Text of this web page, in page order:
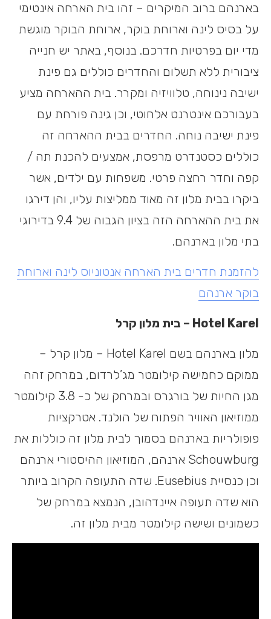
בארנהם ברוב המיקרים – זהו בית הארחה אינטימי
על בסיס לינה וארוחת בוקר, ארוחת הבוקר מוגשת
מדי יום בפרטיות חדרכם. בנוסף, באתר יש חנייה
ציבורית ללא תשלום והחדרים כוללים גם פינת
ישיבה נינוחה, טלוויזיה ומקרר. בית ההארחה מציע
בעבורכם אינטרנט אלחוטי, וכן גינה פורחת עם
פינת ישיבה נוחה. החדרים בבית ההארחה זה
כוללים כסטנדרט מרפסת, אמצעים להכנת תה /
קפה וחדר רחצה פרטי. משפחות עם ילדים, אשר
ביקרו בבית מלון זה מאוד ממליצות עליו, והן דירגו
את בית ההארחה הזה בציון הגבוה של 9.4 בדירוגי
בתי מלון בארנהם.
להזמנת חדרים בית הארחה אנטוניוס לינה וארוחת
בוקר ארנהם
Hotel Karel – בית מלון קרל
מלון בארנהם בשם Hotel Karel – מלון קרל –
ממוקם כחמישה קילומטר מג’לרדום, במרחק זהה
מגן החיות של בורגרס ובמרחק של כ- 3.8 קילומטר
ממוזיאון האוויר הפתוח של הולנד. אטרקציות
פופולריות בארנהם בסמוך לבית מלון זה כוללות את
Schouwburg ארנהם, המוזיאון ההיסטורי ארנהם
וכן כנסיית Eusebius. שדה התעופה הקרוב ביותר
הוא שדה תעופה איינדהובן, הנמצא במרחק של
כשמונים ושישה קילומטר מבית מלון זה.